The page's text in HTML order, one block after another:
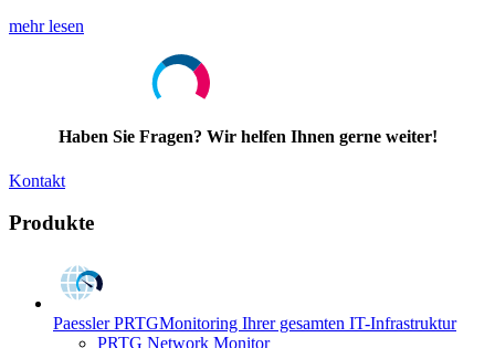
mehr lesen
Haben Sie Fragen? Wir helfen Ihnen gerne weiter!
Kontakt
Produkte
Paessler PRTGMonitoring Ihrer gesamten IT-Infrastruktur
PRTG Network Monitor